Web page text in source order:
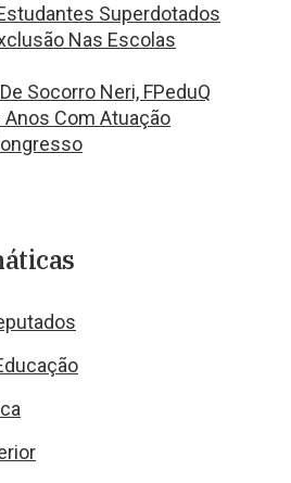
Superdotados
Nas Escolas
Socorro Neri, FPeduQ
Com Atuação